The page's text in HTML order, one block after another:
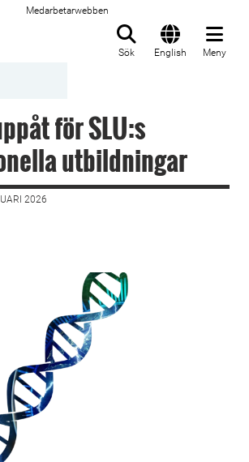
Medarbetarwebben
Sök English Meny
för SLU:s
utbildningar
2026